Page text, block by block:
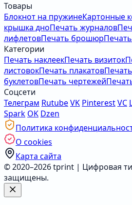
Товары
Блокнот на пружинеКартонные
крышка дноПечать журналов
лифлетовПечать брошюр
Категории
Печать наклеекПечать визиток
листовокПечать плакатов
буклетовПечать чертежей
Соцсети
Телеграм RutubeVK PinterestVC
Spark OK Dzen
Политика
О cookies
Карта сайта
© 2020–2026 tprint | Цифровая
защищены.